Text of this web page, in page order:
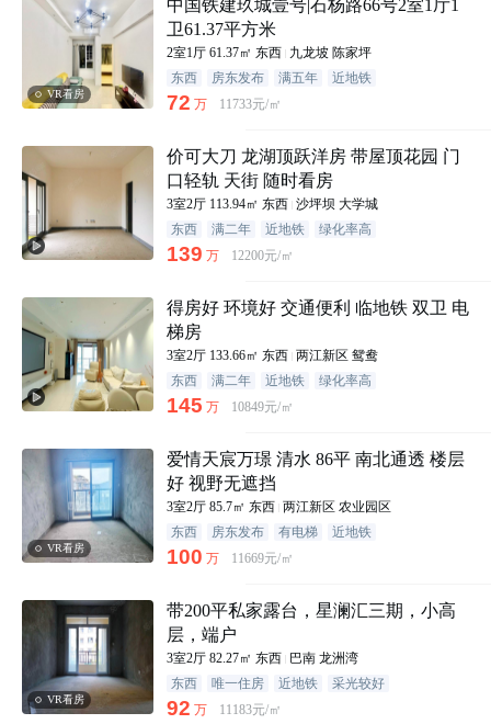
VR看房
中国铁建玖城壹号|石杨路66号2室1厅1
卫61.37平方米
2室1厅 61.37㎡ 东西 九龙坡 陈家坪
东西
房东发布 满五年 近地铁
72 万 11733元/㎡
价可大刀 龙湖顶跃洋房 带屋顶花园 门
口轻轨 天街 随时看房
3室2厅 113.94㎡ 东西 沙坪坝 大学城
东西
满二年 近地铁 绿化率高
139 万 12200元/㎡
得房好 环境好 交通便利 临地铁 双卫 电
梯房
3室2厅 133.66㎡ 东西 两江新区 鸳鸯
东西
满二年 近地铁 绿化率高
145 万 10849元/㎡
VR看房
爱情天宸万璟 清水 86平 南北通透 楼层
好 视野无遮挡
3室2厅 85.7㎡ 东西 两江新区 农业园区
东西
房东发布 有电梯 近地铁
100 万 11669元/㎡
VR看房
带200平私家露台，星澜汇三期，小高
层，端户
3室2厅 82.27㎡ 东西 巴南 龙洲湾
东西
唯一住房 近地铁 采光较好
92 万 11183元/㎡